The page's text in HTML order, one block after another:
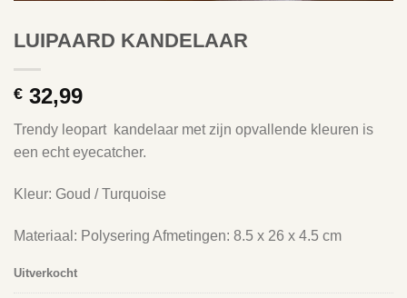
LUIPAARD KANDELAAR
€ 32,99
Trendy leopart kandelaar met zijn opvallende kleuren is
een echt eyecatcher.
Kleur: Goud / Turquoise
Materiaal: Polysering Afmetingen: 8.5 x 26 x 4.5 cm
Uitverkocht